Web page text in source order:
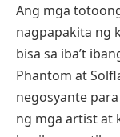
Ang mga
nagpapakita ng
bisa sa iba’t
Phantom at
negosyante
ng mga artist at